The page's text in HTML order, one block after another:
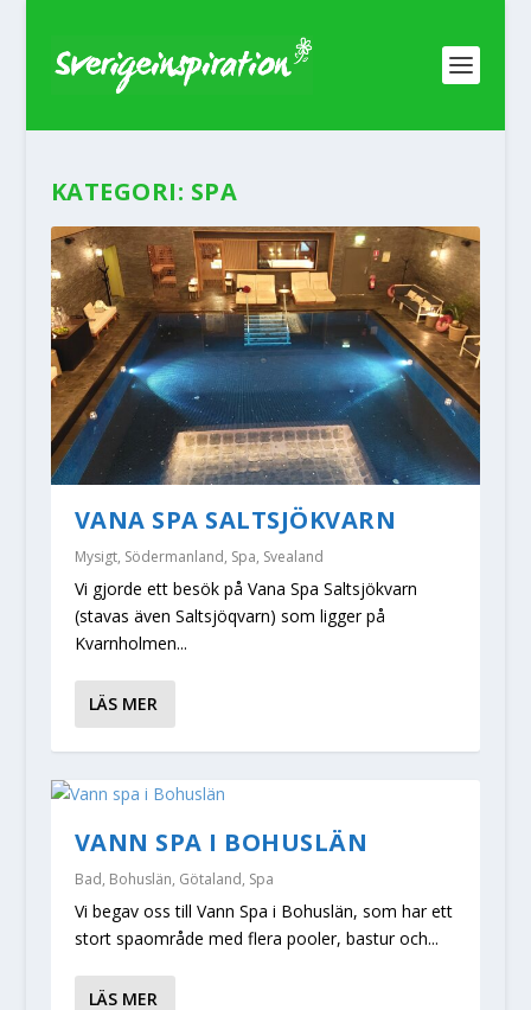
KATEGORI: SPA
VANA SPA SALTSJÖKVARN
Mysigt, Södermanland, Spa, Svealand
Vi gjorde ett besök på Vana Spa Saltsjökvarn
(stavas även Saltsjöqvarn) som ligger på
Kvarnholmen...
LÄS MER
VANN SPA I BOHUSLÄN
Bad, Bohuslän, Götaland, Spa
Vi begav oss till Vann Spa i Bohuslän, som har ett
stort spaområde med flera pooler, bastur och...
LÄS MER